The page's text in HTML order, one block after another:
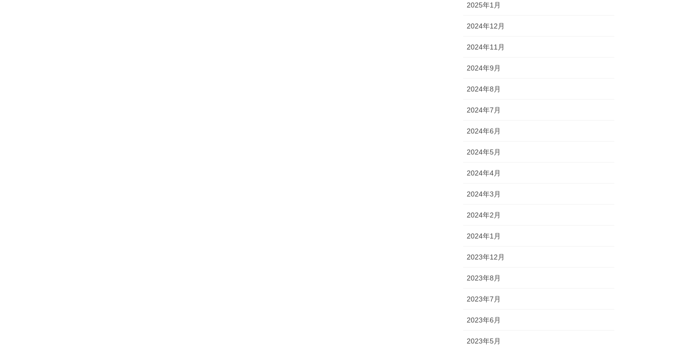
2025年1月
2024年12月
2024年11月
2024年9月
2024年8月
2024年7月
2024年6月
2024年5月
2024年4月
2024年3月
2024年2月
2024年1月
2023年12月
2023年8月
2023年7月
2023年6月
2023年5月